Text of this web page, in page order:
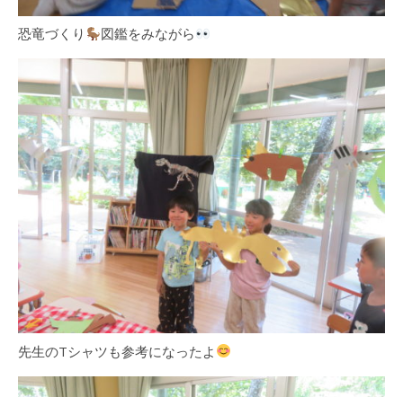
恐竜づくり 図鑑をみながら
先生のTシャツも参考になったよ